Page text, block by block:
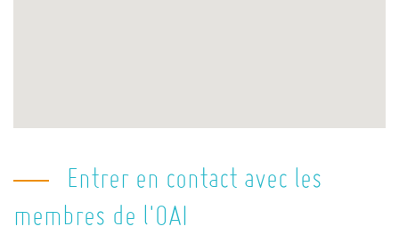
Entrer en contact avec les
membres de l'OAI